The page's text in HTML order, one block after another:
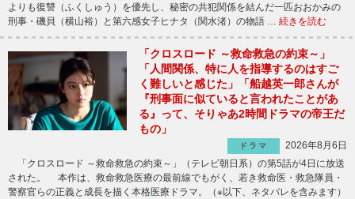
よりも復讐（ふくしゅう）を優先し、秘密の共犯関係を結んだ一匹おおかみの
刑事・磯貝（横山裕）と第六感女子ヒナタ（関水渚）の物語 … 続きを読む
「クロスロード ～救命救急の約束～」
「人間関係、特に人を指導するのはすご
く難しいと感じた」「船越英一郎さんが
『刑事面に似ていると言われたことがあ
る』って、そりゃあ2時間ドラマの帝王だ
もの」
ドラマ
2026年8月6日
「クロスロード ～救命救急の約束～」（テレビ朝日系）の第5話が4日に放送
された。 本作は、救命救急医療の最前線でもがく、若き救命医・救急隊員・
警察官らの正義と成長を描く本格医療ドラマ。（※以下、ネタバレを含みます）